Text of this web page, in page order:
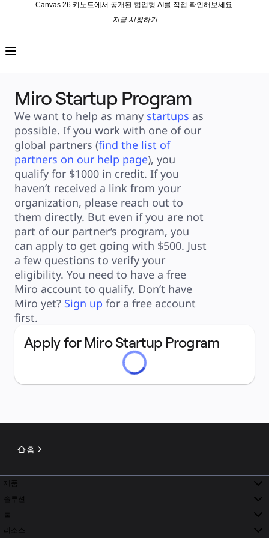
Canvas 26 키노트에서 공개된 협업형 AI를 직접 확인해보세요.
지금 시청하기
Engage
플랫폼
AI 개요
AI Workflows
커넥터
MCP 서버
AI 플레이북 살펴보기
MCP 서버
프로젝트 플랜
통합
보안
Enterprise Guard
개발자 플랫폼
앱 다운로드
포맷
화이트보드
다이어그램
칸반
타임라인
TalkTrack
테이블
문서
슬라이드
사용 사례
AI 플레이북 살펴보기
Miroverse 살펴보기
다이어그램 작성
플로차트
Miro Startup Program
We want to help as many startups as
possible. If you work with one of our
global partners (find the list of
partners on our help page), you
qualify for $1000 in credit. If you
haven’t received a link from your
organization, please reach out to
them directly. But even if you are not
part of our partner’s program, you
can apply to get going with $500. Just
a few questions to verify your
eligibility. You need to have a free
Miro account to qualify. Don’t have
Miro yet? Sign up for a free account
first.
Apply for Miro Startup Program
홈
제품
솔루션
툴
리소스